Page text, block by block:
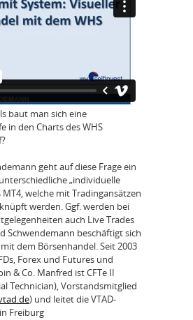
baut man sich eine
in den Charts des WHS
geht auf diese Frage ein
„individuelle
welche mit Tradingansätzen
werden. Ggf. werden bei
auch Live Trades
Schwendemann beschäftigt sich
dem Börsenhandel. Seit 2003
Forex und Futures und
& Co. Manfred ist CFTe II
Technician), Vorstandsmitglied
) und leitet die VTAD-
Freiburg